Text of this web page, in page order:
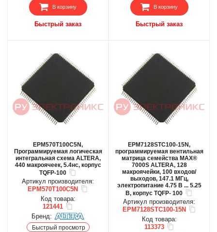
В корзину
Быстрый заказ
В корзину
Быстрый заказ
EPM570T100C5N,
Программируемая логическая
интегральная схема ALTERA,
440 макроячеек, 5.4нс, корпус
TQFP-100
Артикул производителя:
EPM570T100C5N
Код товара:
121441
Бренд:
Быстрый просмотр
EPM7128STC100-15N,
программируемая вентильная
матрица семейства MAX®
7000S ALTERA, 128
макроячейки, 100 входов/
выходов, 147.1 МГц,
электропитание 4.75 В ... 5.25
В, корпус TQFP- 100
Артикул производителя:
EPM7128STC100-15N
Код товара:
113373